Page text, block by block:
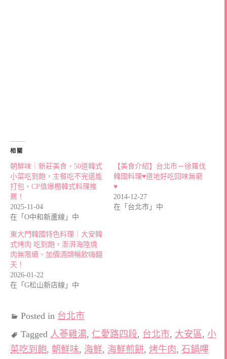
相關
朝鮮味｜新莊美食，50道韓式
小菜吃到飽，主餐吃不完還能
打包，CP值爆棚韓式料理推
薦！
2025-11-04
在「O中和新蘆線」中
【美食介紹】台北市－徐羅伐
韓國料理♥道地好吃回味無窮
♥
2014-12-27
在「台北市」中
東大門韓國特色料理｜大安韓
式烤肉 吃到飽，澎湃海陸燒
肉無限續、加價酒類暢飲嗨翻
天！
2026-01-22
在「G松山新店線」中
Posted in 台北市
Tagged 人蔘雞湯, 仁愛路四段, 台北市, 大安區, 小
菜吃到飽, 朝鮮味, 海鮮, 海鮮煎餅, 烤牛肉 , 石鍋嗶